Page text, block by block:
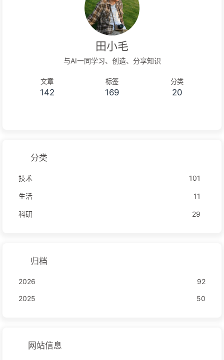
田小毛
与AI一同学习、创造、分享知识
文章
142
标签
169
分类
20
分类
技术 101
生活 11
科研 29
归档
2026
92
2025
50
网站信息